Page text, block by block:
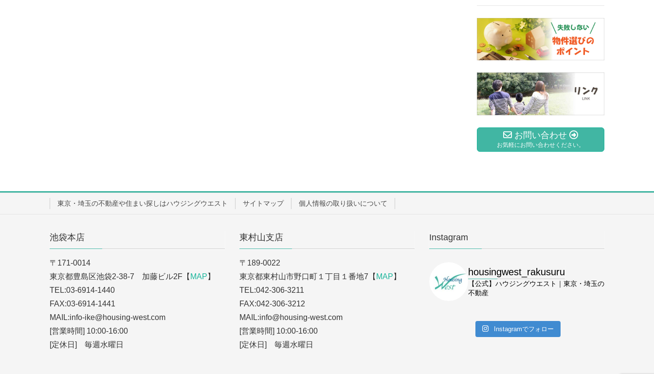
お問い合わせ
お気軽にお問い合わせください。
東京・埼玉の不動産や住まい探しはハウジングウエスト サイトマップ 個人情報の取り扱いについて
池袋本店
〒171-0014
東京都豊島区池袋2-38-7 加藤ビル2F【 MAP 】
TEL:03-6914-1440
FAX:03-6914-1441
MAIL:info-ike@housing-west.com
[営業時間] 10:00-16:00
[定休日] 毎週水曜日
東村山支店
〒189-0022
東京都東村山市野口町１丁目１番地7【 MAP 】
TEL:042-306-3211
FAX:042-306-3212
MAIL:info@housing-west.com
[営業時間] 10:00-16:00
[定休日] 毎週水曜日
Instagram
housingwest_rakusuru
【公式】ハウジングウエスト｜東京・埼玉の
不動産
Instagramでフォロー